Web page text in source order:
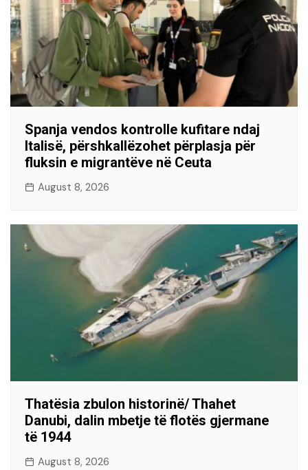
Spanja vendos kontrolle kufitare ndaj
Italisë, përshkallëzohet përplasja për
fluksin e migrantëve në Ceuta
August 8, 2026
Thatësia zbulon historinë/ Thahet
Danubi, dalin mbetje të flotës gjermane
të 1944
August 8, 2026